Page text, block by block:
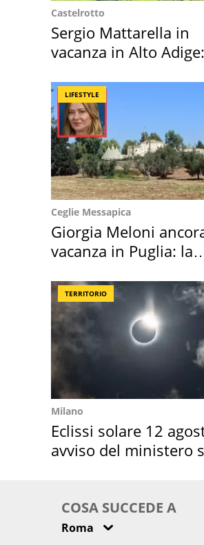
Castelrotto
Sergio Mattarella in
vacanza in Alto
LIFESTYLE
Ceglie Messapica
Giorgia Meloni
vacanza in Puglia: la
TERRITORIO
Milano
Eclissi solare 12
avviso del ministero